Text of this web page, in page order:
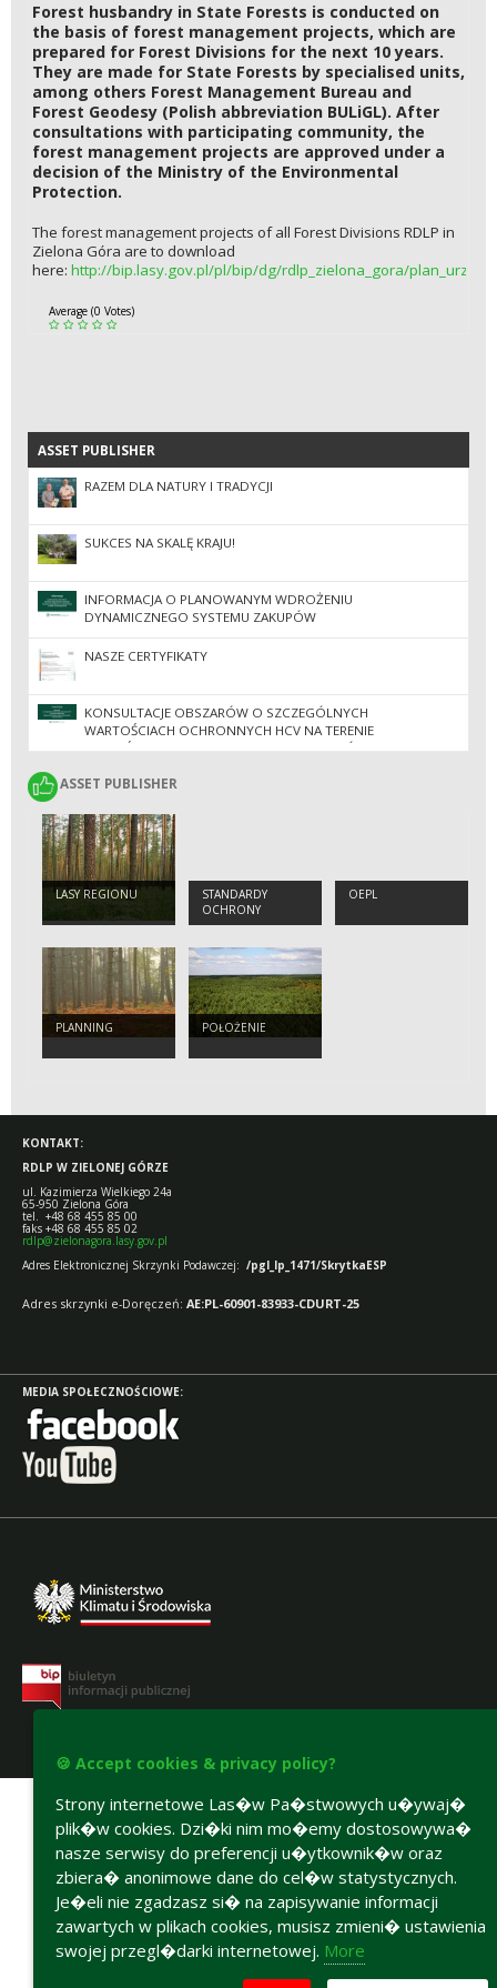
Forest husbandry in State Forests is conducted on
the basis of forest management projects, which are
prepared for Forest Divisions for the next 10 years.
They are made for State Forests by specialised units,
among others Forest Management Bureau and
Forest Geodesy (Polish abbreviation BULiGL). After
consultations with participating community, the
forest management projects are approved under a
decision of the Ministry of the Environmental
Protection.
The forest management projects of all Forest Divisions RDLP in
Zielona Góra are to download
here: http://bip.lasy.gov.pl/pl/bip/dg/rdlp_zielona_gora/
Average (0 Votes)
ASSET PUBLISHER
ASSET PUBLISHER
RAZEM DLA NATURY I TRADYCJI
SUKCES NA SKALĘ KRAJU!
INFORMACJA O PLANOWANYM WDROŻENIU
DYNAMICZNEGO SYSTEMU ZAKUPÓW
NASZE CERTYFIKATY
KONSULTACJE OBSZARÓW O SZCZEGÓLNYCH
WARTOŚCIACH OCHRONNYCH HCV NA TERENIE
NADLEŚNICTW REGIONALNEJ DYREKCJI LASÓW
ASSET PUBLISHER
ASSET PUBLISHER
LASY REGIONU
STANDARDY
OCHRONY
MAŁOLETNICH
OEPL
PLANNING POŁOŻENIE
KONTAKT:
RDLP W ZIELONEJ GÓRZE
ul. Kazimierza Wielkiego 24a
65-950 Zielona Góra
tel. +48 68 455 85 00
faks +48 68 455 85 02
rdlp@zielonagora.lasy.gov.pl
Adres Elektronicznej Skrzynki Podawczej: /pgl_lp_1471/SkrytkaESP
Adres skrzynki e-Doręczeń: AE:PL-60901-83933-CDURT-25
MEDIA SPOŁECZNOŚCIOWE:
🍪 Accept cookies & privacy policy?
Strony internetowe Las�w Pa�stwowych u�ywaj�
plik�w cookies. Dzi�ki nim mo�emy dostosowywa�
nasze serwisy do preferencji u�ytkownik�w oraz
zbiera� anonimowe dane do cel�w statystycznych.
Je�eli nie zgadzasz si� na zapisywanie informacji
zawartych w plikach cookies, musisz zmieni� ustawienia
swojej przegl�darki internetowej. More